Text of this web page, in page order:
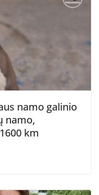
namo galinio
namo,
km